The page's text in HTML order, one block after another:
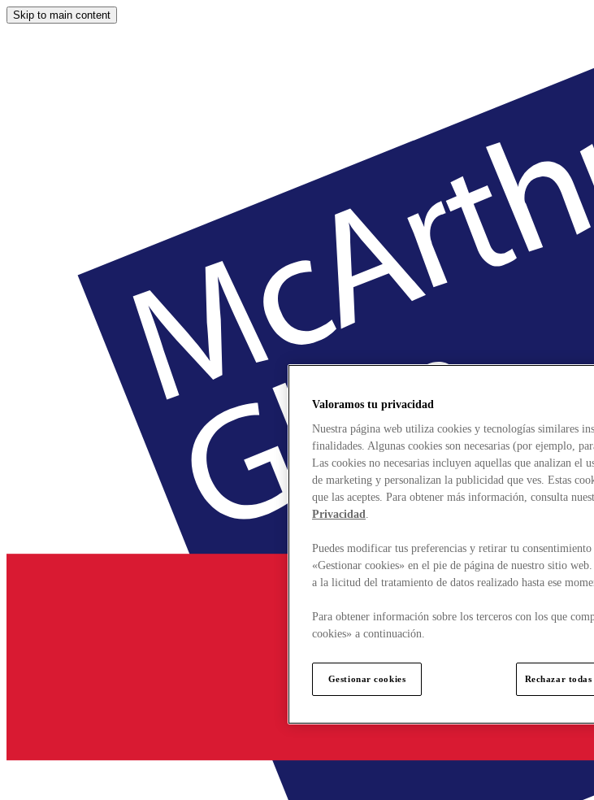
Skip to main content
Valoramos tu privacidad
Nuestra página web utiliza cookies y tecnologías similares
finalidades. Algunas cookies son necesarias (por ejemplo,
Las cookies no necesarias incluyen aquellas que analizan el
de marketing y personalizan la publicidad que ves. Estas
que las aceptes. Para obtener más información, consulta
Privacidad.
Puedes modificar tus preferencias y retirar tu
«Gestionar cookies» en el pie de página de nuestro sitio
a la licitud del tratamiento de datos realizado hasta ese
Para obtener información sobre los terceros con los que
cookies» a continuación.
Gestionar cookies Rechazar todas